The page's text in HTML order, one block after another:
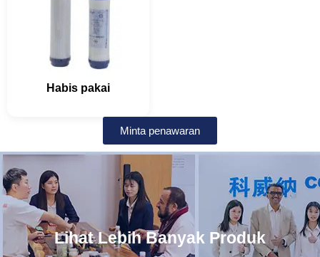
Habis pakai
Minta penawaran
Lihat Lebih Banyak Produk